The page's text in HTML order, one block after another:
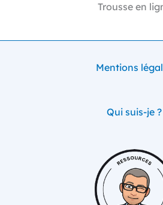
Trousse en
Mentions
Qui suis-je ?